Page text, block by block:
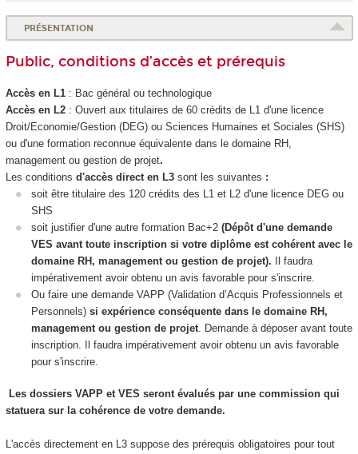
PRÉSENTATION
Public, conditions d’accès et prérequis
Accès en L1: Bac général ou technologique
Accès en L2: Ouvert aux titulaires de 60 crédits de L1 d'une licence
Droit/Economie/Gestion (DEG) ou Sciences Humaines et Sociales (SHS)
ou d'une formation reconnue équivalente dans le domaine RH,
management ou gestion de projet.
Les conditions d'accès direct en L3 sont les suivantes :
soit être titulaire des 120 crédits des L1 et L2 d'une licence DEG ou
SHS
soit justifier d'une autre formation Bac+2 (Dépôt d'une demande
VES avant toute inscription si votre diplôme est cohérent avec le
domaine RH, management ou gestion de projet).
Il faudra
impérativement avoir obtenu un avis favorable pour s'inscrire.
Ou faire une demande VAPP (Validation d’Acquis Professionnels et
Personnels) si expérience conséquente dans le domaine RH,
management ou gestion de projet . Demande à déposer avant toute
inscription. Il faudra impérativement avoir obtenu un avis favorable
pour s'inscrire.
Les dossiers VAPPet VES seront évalués par une commission qui
statuera sur la cohérence de votre demande.
L'accès directement en L3 suppose des prérequis obligatoires pour tout